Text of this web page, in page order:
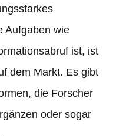
Aufgaben wie
ist, ist
dem Markt. Es gibt
die Forscher
oder sogar